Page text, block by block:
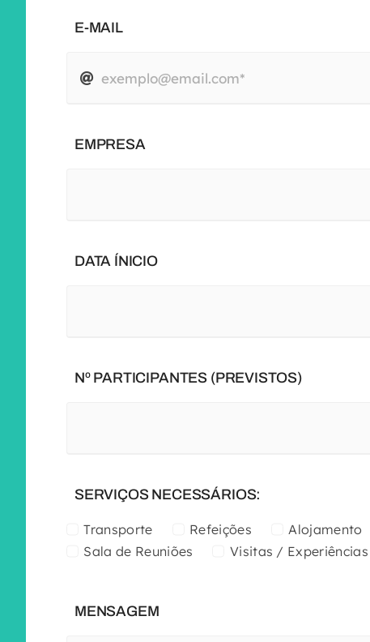
E-MAIL
EMPRESA
DATA ÍNICIO
Nº PARTICIPANTES (PREVISTOS)
SERVIÇOS NECESSÁRIOS:
Transporte Refeições
Alojamento
Sala de Reuniões
Visitas / Experiências
MENSAGEM